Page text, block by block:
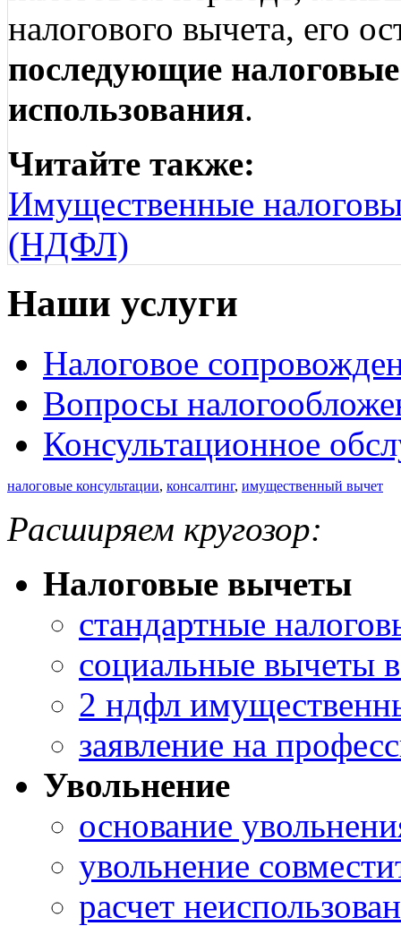
налогового вычета, его
последующие
использования.
Читайте также:
Имущественные
(НДФЛ)
Наши услуги
Налоговое
Вопросы
Консультационное
налоговые консультации, консалтинг, имущественный вычет
Расширяем кругозор:
Налоговые вычеты
стандартные
социальные вычеты
2 ндфл
заявление на
Увольнение
основание
увольнение
расчет